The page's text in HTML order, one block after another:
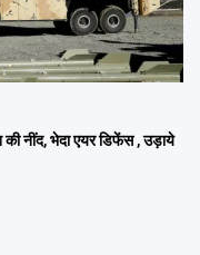
की नींद, भेदा एयर डिफेंस , उड़ाये